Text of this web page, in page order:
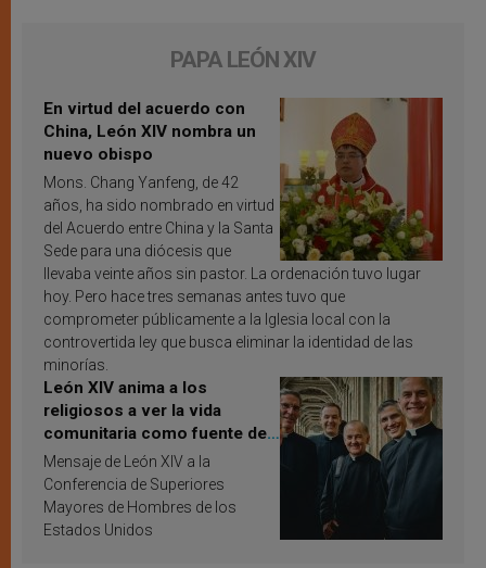
PAPA LEÓN XIV
En virtud del acuerdo con
China, León XIV nombra un
nuevo obispo
Mons. Chang Yanfeng, de 42
años, ha sido nombrado en virtud
del Acuerdo entre China y la Santa
Sede para una diócesis que
llevaba veinte años sin pastor. La ordenación tuvo lugar
hoy. Pero hace tres semanas antes tuvo que
comprometer públicamente a la Iglesia local con la
controvertida ley que busca eliminar la identidad de las
minorías.
León XIV anima a los
religiosos a ver la vida
comunitaria como fuente de
inspiración y santificación
Mensaje de León XIV a la
Conferencia de Superiores
Mayores de Hombres de los
Estados Unidos